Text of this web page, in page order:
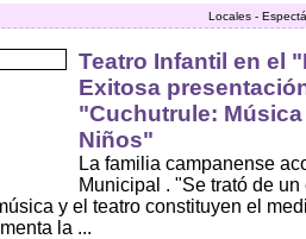
Locales -
Teatro Infantil en el
Exitosa
"Cuchutrule:
Niños"
La familia campanense
Municipal . "Se trató de
y el teatro constituyen el
la ...